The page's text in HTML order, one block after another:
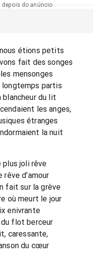
depois do anúncio
étions petits
fait des songes
mensonges
longtemps partis
blancheur du lit
les anges,
étranges
la nuit
plus joli rêve
rêve d'amour
fait sur la grève
où meurt le jour
enivrante
flot berceur
caressante,
du cœur